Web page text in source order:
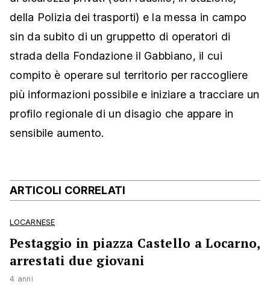
della Polizia dei trasporti) e la messa in campo
sin da subito di un gruppetto di operatori di
strada della Fondazione il Gabbiano, il cui
compito è operare sul territorio per raccogliere
più informazioni possibile e iniziare a tracciare un
profilo regionale di un disagio che appare in
sensibile aumento.
ARTICOLI CORRELATI
LOCARNESE
Pestaggio in piazza Castello a Locarno,
arrestati due giovani
4 anni